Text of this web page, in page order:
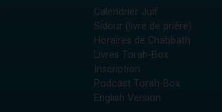
Calendrier Juif
Sidour (livre de prière)
Horaires de Chabbath
Livres Torah-Box
Inscription
Podcast Torah-Box
English Version